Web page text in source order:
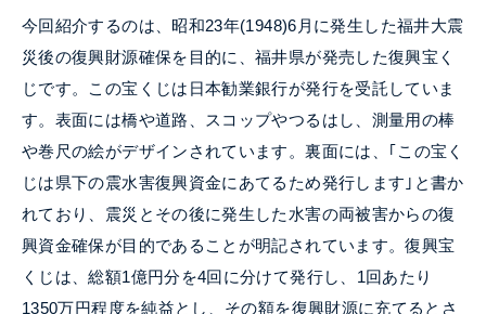
今回紹介するのは、昭和23年(1948)6月に発生した福井大震
災後の復興財源確保を目的に、福井県が発売した復興宝く
じです。この宝くじは日本勧業銀行が発行を受託していま
す。表面には橋や道路、スコップやつるはし、測量用の棒
や巻尺の絵がデザインされています。裏面には、｢この宝く
じは県下の震水害復興資金にあてるため発行します｣と書か
れており、震災とその後に発生した水害の両被害からの復
興資金確保が目的であることが明記されています。復興宝
くじは、総額1億円分を4回に分けて発行し、1回あたり
1350万円程度を純益とし、その額を復興財源に充てるとさ